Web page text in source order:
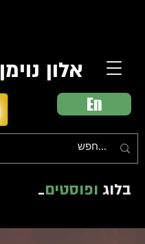
אלון נוימן
En
בלוג ופוסטים_